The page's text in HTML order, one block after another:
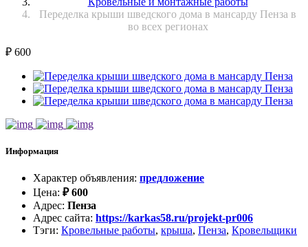
Переделка крыши шведского дома в мансарду Пенза в
во всех регионах
₽ 600
Информация
Характер объявления: предложение
Цена: ₽600
Адрес: Пенза
Адрес сайта: https://karkas58.ru/projekt-pr006
Тэги: Кровельные работы, крыша, Пенза, Кровельщики